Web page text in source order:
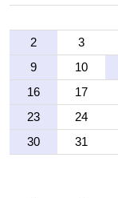
2
3
9
10
16
17
23
24
30
31